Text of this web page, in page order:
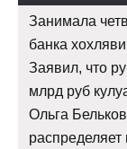
Занимала
банка
Заявил, что
млрд руб
Ольга
распределяет